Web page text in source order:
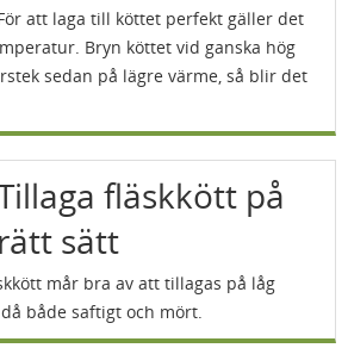
att laga till köttet perfekt gäller det
Bryn köttet vid ganska hög
sedan på lägre värme, så blir det
fläskkött på
rätt sätt
mår bra av att tillagas på låg
både saftigt och mört.